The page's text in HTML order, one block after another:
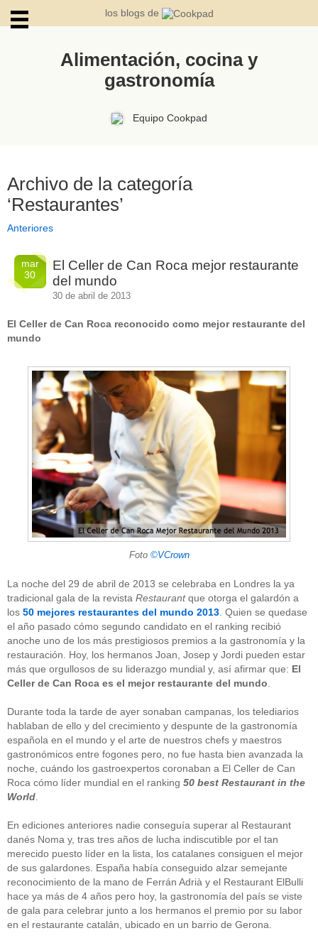
los blogs de
Alimentación, cocina y
gastronomía
Equipo Cookpad
Archivo de la categoría
‘Restaurantes’
Anteriores
mar
30
El Celler de Can Roca mejor restaurante
del mundo
30 de abril de 2013
El Celler de Can Roca reconocido como mejor restaurante del
mundo
Foto ©VCrown
La noche del 29 de abril de 2013 se celebraba en Londres la ya
tradicional gala de la revista Restaurantque otorga el galardón a
los 50 mejores restaurantes del mundo 2013. Quien se quedase
el año pasado cómo segundo candidato en el ranking recibió
anoche uno de los más prestigiosos premios a la gastronomía y la
restauración. Hoy, los hermanos Joan, Josep y Jordi pueden estar
más que orgullosos de su liderazgo mundial y, así afirmar que: El
Celler de Can Roca es el mejor restaurante del mundo.
Durante toda la tarde de ayer sonaban campanas, los telediarios
hablaban de ello y del crecimiento y despunte de la gastronomía
española en el mundo y el arte de nuestros chefs y maestros
gastronómicos entre fogones pero, no fue hasta bien avanzada la
noche, cuándo los gastroexpertos coronaban a El Celler de Can
Roca cómo líder mundial en el ranking 50 best Restaurant in the
World.
En ediciones anteriores nadie conseguía superar al Restaurant
danés Noma y, tras tres años de lucha indiscutible por el tan
merecido puesto líder en la lista, los catalanes consiguen el mejor
de sus galardones. España había conseguido alzar semejante
reconocimiento de la mano de Ferrán Adrià y el Restaurant ElBulli
hace ya más de 4 años pero hoy, la gastronomía del país se viste
de gala para celebrar junto a los hermanos el premio por su labor
en el restaurante catalán, ubicado en un barrio de Gerona.